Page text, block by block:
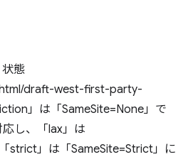
態
draft-west-first-party-
」は「SameSite=None」で
し、「lax」は
strict」は「SameSite=Strict」に